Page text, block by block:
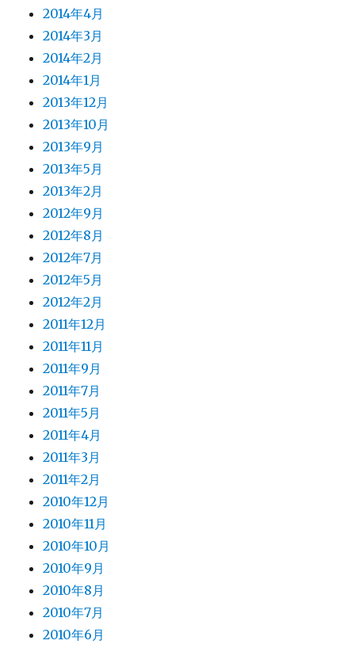
2014年4月
2014年3月
2014年2月
2014年1月
2013年12月
2013年10月
2013年9月
2013年5月
2013年2月
2012年9月
2012年8月
2012年7月
2012年5月
2012年2月
2011年12月
2011年11月
2011年9月
2011年7月
2011年5月
2011年4月
2011年3月
2011年2月
2010年12月
2010年11月
2010年10月
2010年9月
2010年8月
2010年7月
2010年6月